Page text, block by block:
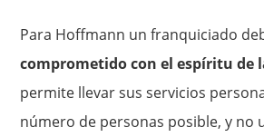
Para Hoffmann un franquiciado
comprometido con el espíritu de
permite llevar sus servicios
número de personas posible, y no